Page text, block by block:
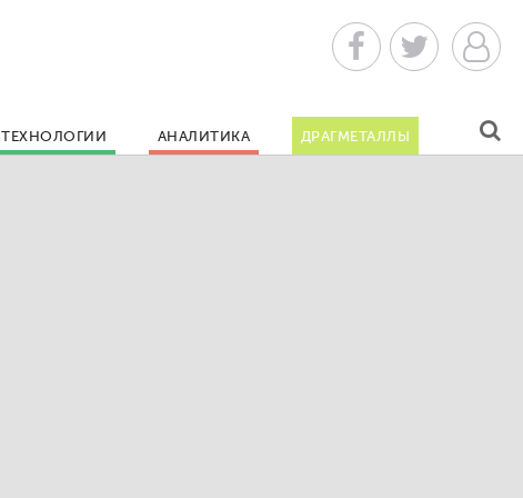
ТЕХНОЛОГИИ АНАЛИТИКА ДРАГМЕТАЛЛЫ